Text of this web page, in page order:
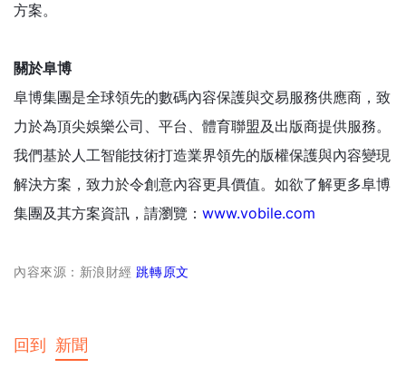
方案。
關於阜博
阜博集團是全球領先的數碼內容保護與交易服務供應商，致
力於為頂尖娛樂公司、平台、體育聯盟及出版商提供服務。
我們基於人工智能技術打造業界領先的版權保護與內容變現
解決方案，致力於令創意內容更具價值。如欲了解更多阜博
集團及其方案資訊，請瀏覽： www.vobile.com
內容來源：新浪財經 跳轉原文
回到 新聞